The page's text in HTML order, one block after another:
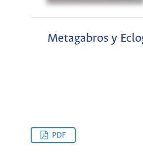
Metagabros y
PDF